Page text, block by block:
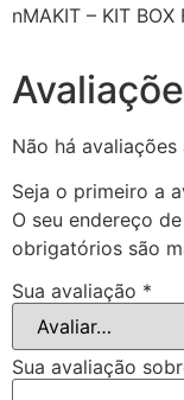
nMAKIT – KIT BOX
Não há avaliações
Seja o primeiro a
O seu endereço
obrigatórios são
Sua avaliação *
Sua avaliação